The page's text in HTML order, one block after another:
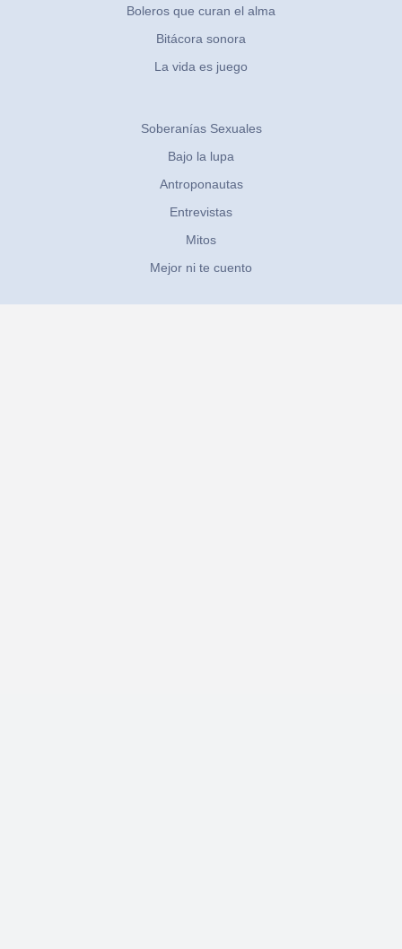
Boleros que curan el alma
Bitácora sonora
La vida es juego
Soberanías Sexuales
Bajo la lupa
Antroponautas
Entrevistas
Mitos
Mejor ni te cuento